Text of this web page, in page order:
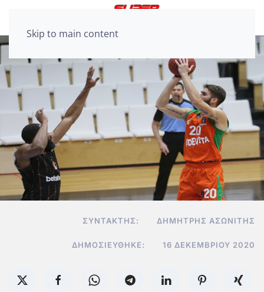
Skip to main content
ΣΥΝΤΆΚΤΗΣ: ΔΗΜΉΤΡΗΣ ΑΣΩΝΊΤΗΣ
ΔΗΜΟΣΙΕΎΘΗΚΕ: 16 ΔΕΚΕΜΒΡΊΟΥ 2020